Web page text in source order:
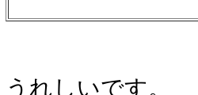
うれしいです。